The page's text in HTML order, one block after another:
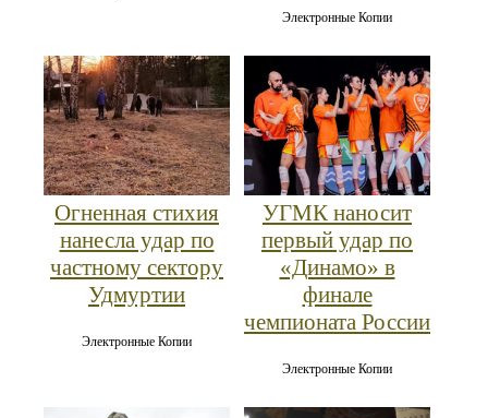
Электронные Копии
Огненная стихия
нанесла удар по
частному сектору
Удмуртии
Электронные Копии
УГМК наносит
первый удар по
«Динамо» в
финале
чемпионата России
Электронные Копии